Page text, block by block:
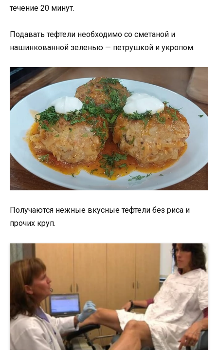
течение 20 минут.
Подавать тефтели необходимо со сметаной и
нашинкованной зеленью — петрушкой и укропом.
Получаются нежные вкусные тефтели без риса и
прочих круп.